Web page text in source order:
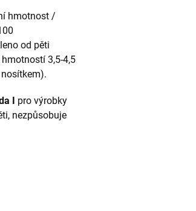
hmotnost /
od pěti
3,5-4,5
I pro výrobky
nezpůsobuje